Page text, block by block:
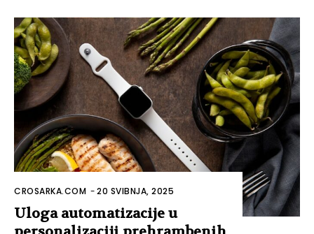
CROSARKA.COM -20 SVIBNJA, 2025
Uloga automatizacije u